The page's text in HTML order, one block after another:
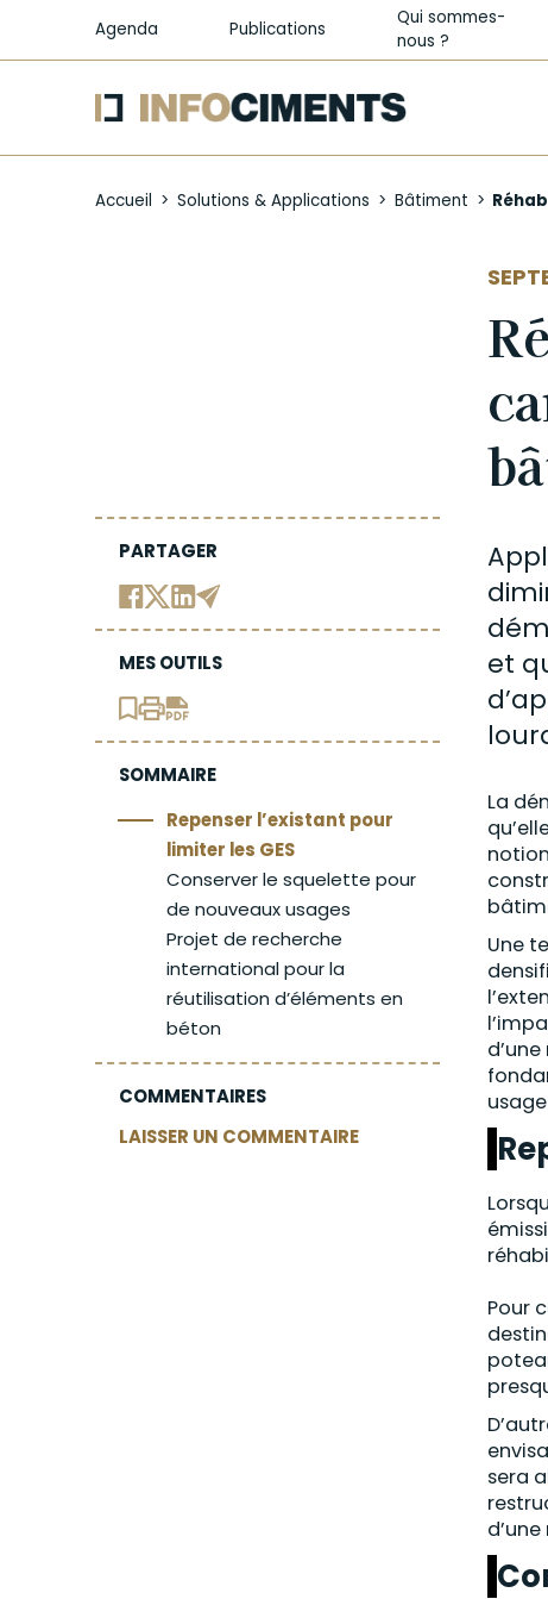
Agenda Publications
Qui sommes-
nous ?
Accueil Solutions & Applications Bâtiment
PARTAGER
MES OUTILS
SOMMAIRE
Repenser l’existant pour
limiter les GES
Conserver le squelette pour
de nouveaux usages
Projet de recherche
international pour la
réutilisation d’éléments en
béton
COMMENTAIRES
LAISSER UN COMMENTAIRE
et
La
Une
Pour
sera